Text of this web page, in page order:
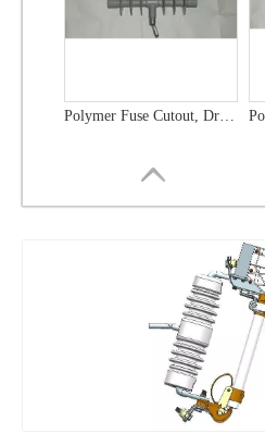
Polymer Fuse Cutout, Drop out Fuses 12 Kv 100A